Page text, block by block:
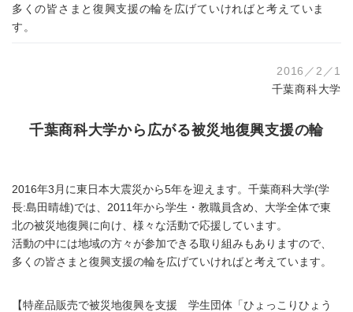
多くの皆さまと復興支援の輪を広げていければと考えていま
す。
2016／2／1
千葉商科大学
千葉商科大学から広がる被災地復興支援の輪
2016年3月に東日本大震災から5年を迎えます。千葉商科大学(学
長:島田晴雄)では、2011年から学生・教職員含め、大学全体で東
北の被災地復興に向け、様々な活動で応援しています。
活動の中には地域の方々が参加できる取り組みもありますので、
多くの皆さまと復興支援の輪を広げていければと考えています。
【特産品販売で被災地復興を支援 学生団体「ひょっこりひょう